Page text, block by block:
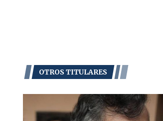
OTROS TITULARES